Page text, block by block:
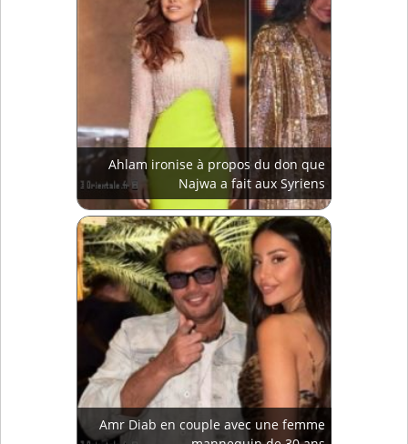
Ahlam ironise à propos du don que
Najwa a fait aux Syriens
Amr Diab en couple avec une femme